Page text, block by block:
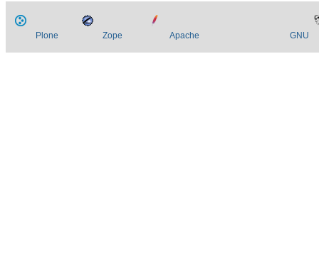
Plone Zope Apache GNU